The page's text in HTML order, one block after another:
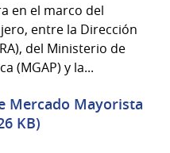
en el marco del
entre la Dirección
del Ministerio de
(MGAP) y la...
Mercado Mayorista
KB)